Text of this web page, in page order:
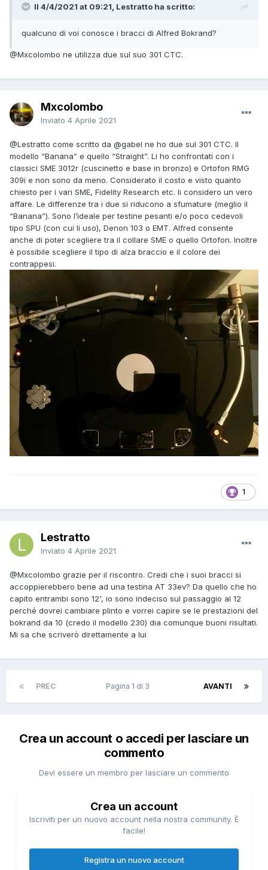
Il 4/4/2021 at 09:21, Lestratto ha scritto:
qualcuno di voi conosce i bracci di Alfred Bokrand?
@Mxcolombo ne utilizza due sul suo 301 CTC.
Mxcolombo
Inviato 4 Aprile 2021
@Lestratto come scritto da @gabel ne ho due sul 301 CTC. Il
modello “Banana” e quello “Straight”. Li ho confrontati con i
classici SME 3012r (cuscinetto e base in bronzo) e Ortofon RMG
309i e non sono da meno. Considerato il costo e visto quanto
chiesto per i vari SME, Fidelity Research etc. li considero un vero
affare. Le differenze tra i due si riducono a sfumature (meglio il
“Banana”). Sono l’ideale per testine pesanti e/o poco cedevoli
tipo SPU (con cui li uso), Denon 103 o EMT. Alfred consente
anche di poter scegliere tra il collare SME o quello Ortofon. Inoltre
è possibile scegliere il tipo di alza braccio e il colore dei
contrappesi.
1
Lestratto
Inviato 4 Aprile 2021
@Mxcolombo grazie per il riscontro. Credi che i suoi bracci si
accoppierebbero bene ad una testina AT 33ev? Da quello che ho
capito entrambi sono 12', io sono indeciso sul passaggio al 12
perché dovrei cambiare plinto e vorrei capire se le prestazioni del
bokrand da 10 (credo il modello 230) dia comunque buoni risultati.
Mi sa che scriverò direttamente a lui
PREC AVANTI
Pagina 1 di 3
Crea un account o accedi per lasciare un
commento
Devi essere un membro per lasciare un commento
Crea un account
Iscriviti per un nuovo account nella nostra community. È
facile!
Registra un nuovo account